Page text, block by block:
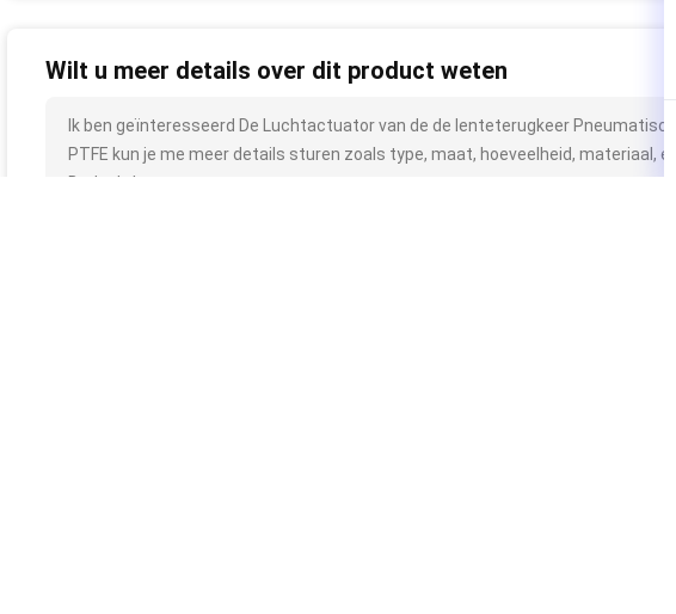
Wilt u meer details over dit product weten
Ik ben geïnteresseerd De Luchtactuator van de de lenteterugkeer
PTFE kun je me meer details sturen zoals type, maat, hoeveelheid, materiaal,
Bedankt!